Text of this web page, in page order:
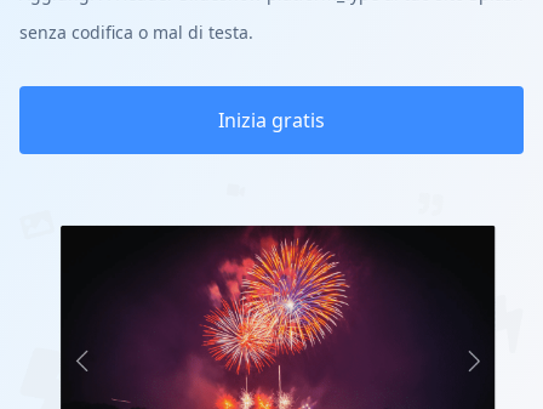
senza codifica o mal di testa.
Inizia gratis